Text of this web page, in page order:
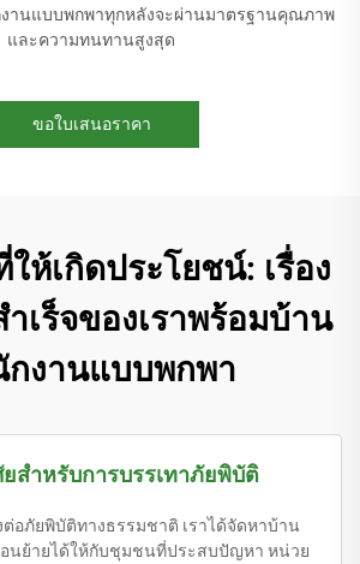
านแบบพกพาทุกหลังจะผ่านมาตรฐานคุณภาพ
และความทนทานสูงสุด
ขอใบเสนอราคา
ห้เกิดประโยชน์: เรื่อง
เร็จของเราพร้อมบ้าน
กงานแบบพกพา
สำหรับการบรรเทาภัยพิบัติ
อภัยพิบัติทางธรรมชาติ เราได้จัดหาบ้าน
อนย้ายได้ให้กับชุมชนที่ประสบปัญหา หน่วย